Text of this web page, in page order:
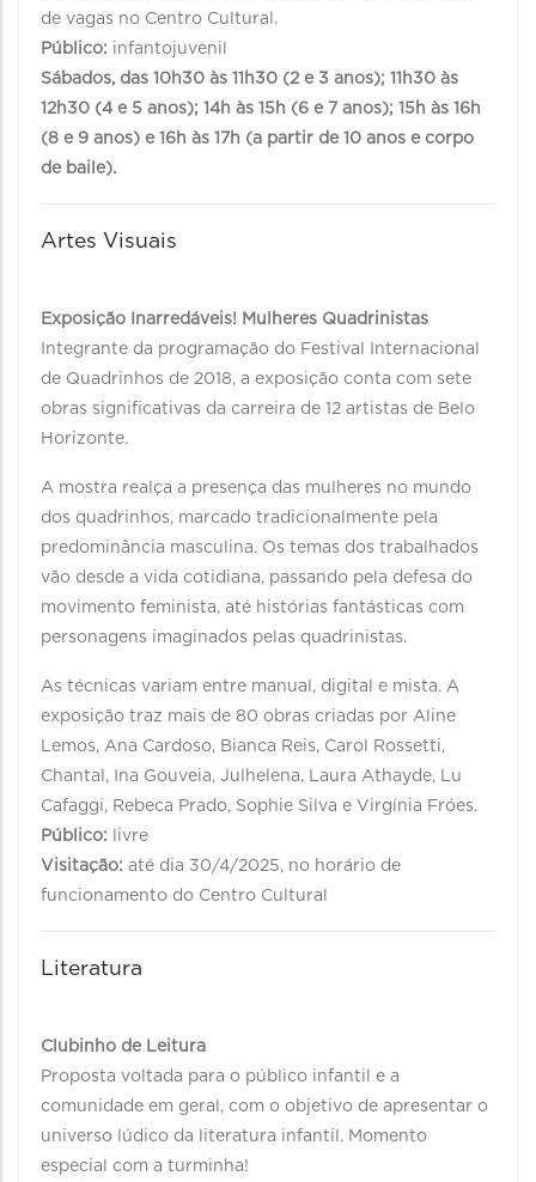
de vagas no Centro Cultural.
Público: infantojuvenil
Sábados, das 10h30 às 11h30 (2 e 3 anos); 11h30 às
12h30 (4 e 5 anos); 14h às 15h (6 e 7 anos); 15h às 16h
(8 e 9 anos) e 16h às 17h (a partir de 10 anos e corpo
de baile).
Artes Visuais
Exposição Inarredáveis! Mulheres Quadrinistas
Integrante da programação do Festival Internacional
de Quadrinhos de 2018, a exposição conta com sete
obras significativas da carreira de 12 artistas de Belo
Horizonte.
A mostra realça a presença das mulheres no mundo
dos quadrinhos, marcado tradicionalmente pela
predominância masculina. Os temas dos trabalhados
vão desde a vida cotidiana, passando pela defesa do
movimento feminista, até histórias fantásticas com
personagens imaginados pelas quadrinistas.
As técnicas variam entre manual, digital e mista. A
exposição traz mais de 80 obras criadas por Aline
Lemos, Ana Cardoso, Bianca Reis, Carol Rossetti,
Chantal, Ina Gouveia, Julhelena, Laura Athayde, Lu
Cafaggi, Rebeca Prado, Sophie Silva e Virgínia Fróes.
Público: livre
Visitação: até dia 30/4/2025, no horário de
funcionamento do Centro Cultural
Literatura
Clubinho de Leitura
Proposta voltada para o público infantil e a
comunidade em geral, com o objetivo de apresentar o
universo lúdico da literatura infantil. Momento
especial com a turminha!